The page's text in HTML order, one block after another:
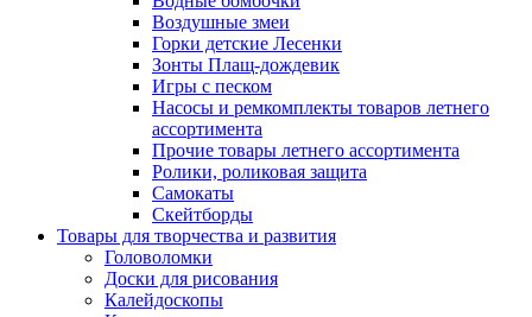
Воздушные змеи
Горки детские Лесенки
Зонты Плащ-дождевик
Игры с песком
Насосы и ремкомплекты товаров летнего
ассортимента
Прочие товары летнего ассортимента
Ролики, роликовая защита
Самокаты
Скейтборды
Товары для творчества и развития
Головоломки
Доски для рисования
Калейдоскопы